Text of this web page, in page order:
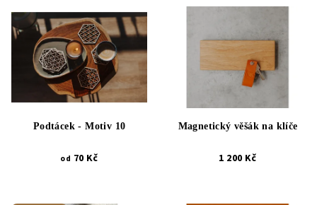
Podtácek - Motiv 10
od 70 Kč
Magnetický věšák na klíče
1 200 Kč